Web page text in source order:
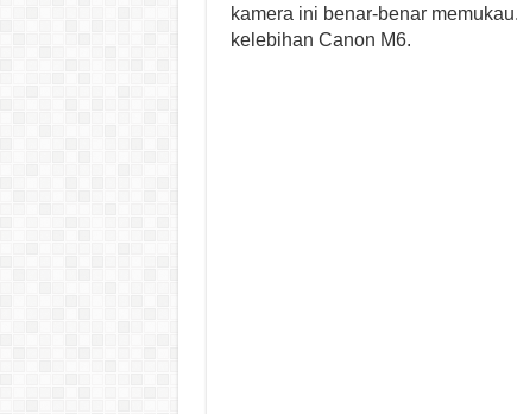
kamera ini benar-benar
kelebihan Canon M6.